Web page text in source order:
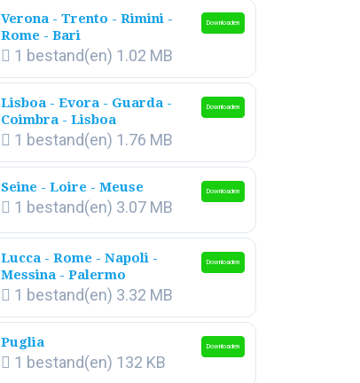
Verona - Trento - Rimini -
Rome - Bari
1 bestand(en) 1.02 MB
Downloaden
Lisboa - Evora - Guarda -
Coimbra - Lisboa
1 bestand(en) 1.76 MB
Downloaden
Seine - Loire - Meuse
1 bestand(en) 3.07 MB
Downloaden
Lucca - Rome - Napoli -
Messina - Palermo
1 bestand(en) 3.32 MB
Downloaden
Puglia
1 bestand(en) 132 KB
Downloaden